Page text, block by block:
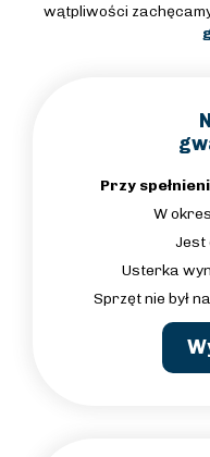
wątpliwości
Przy
W
Jest
Usterka
Sprzęt nie był